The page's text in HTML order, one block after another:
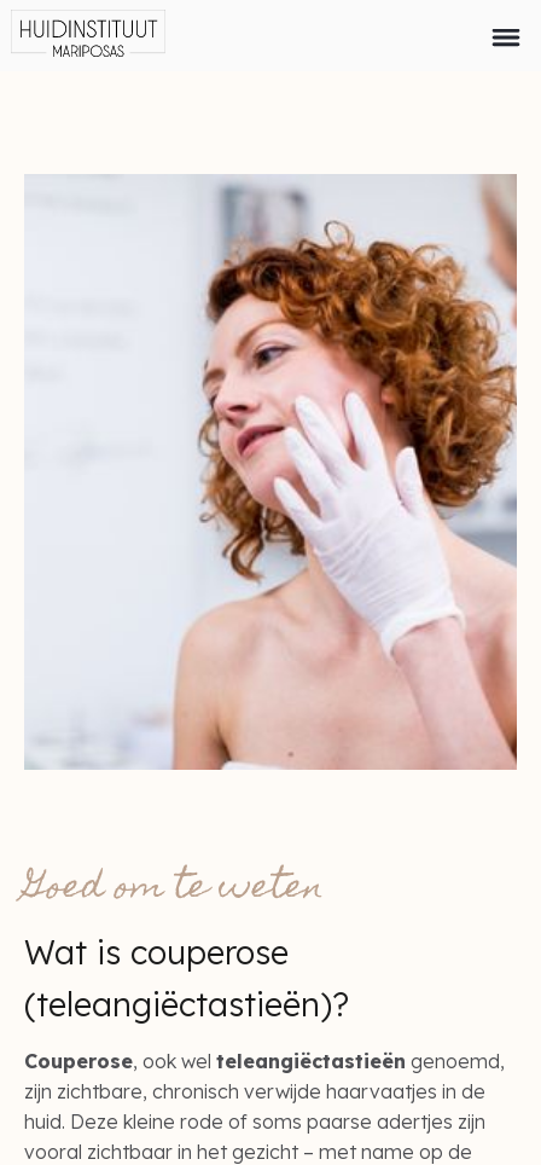
Goed om te weten
Wat is couperose
(teleangiëctastieën)?
Couperose, ook wel teleangiëctastieën genoemd,
zijn zichtbare, chronisch verwijde haarvaatjes in de
huid. Deze kleine rode of soms paarse adertjes zijn
vooral zichtbaar in het gezicht – met name op de